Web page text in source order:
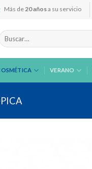
Más de20 añosa su servicio
Buscar
por:
VERANO